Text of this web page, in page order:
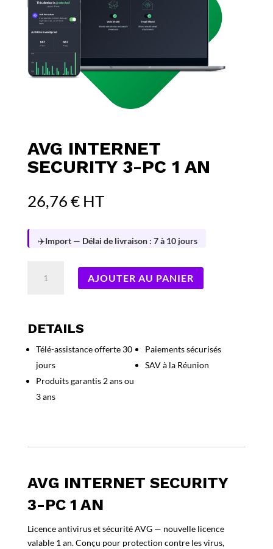
AVG INTERNET
SECURITY 3-PC 1 AN
26,76€ HT
✈️Import — Délai de livraison : 7 à 10 jours
Security
PC
an
AJOUTER AU PANIER
DETAILS
Télé-assistance offerte 30
jours
Produits garantis 2 ans ou
3 ans
Paiements sécurisés
SAV à la Réunion
AVG INTERNET SECURITY
3-PC 1 AN
Licence antivirus et sécurité AVG — nouvelle licence
valable 1 an. Conçu pour protection contre les virus,